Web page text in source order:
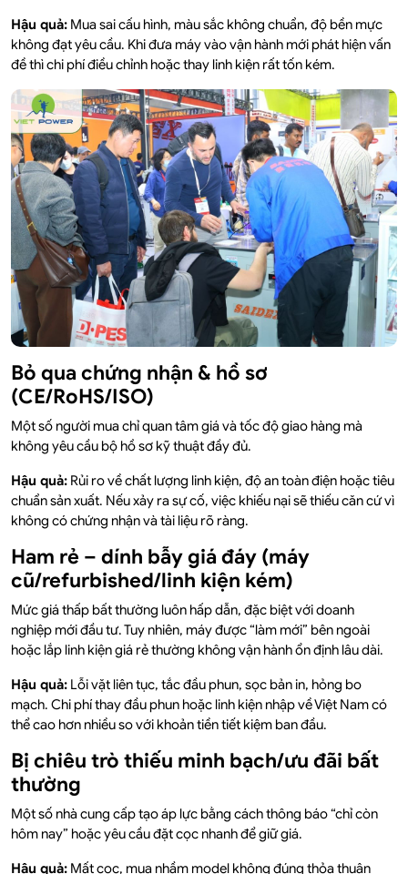
Hậu quả: Mua sai cấu hình, màu sắc không chuẩn, độ bền mực
không đạt yêu cầu. Khi đưa máy vào vận hành mới phát hiện vấn
đề thì chi phí điều chỉnh hoặc thay linh kiện rất tốn kém.
Bỏ qua chứng nhận & hồ sơ
(CE/RoHS/ISO)
Một số người mua chỉ quan tâm giá và tốc độ giao hàng mà
không yêu cầu bộ hồ sơ kỹ thuật đầy đủ.
Hậu quả: Rủi ro về chất lượng linh kiện, độ an toàn điện hoặc tiêu
chuẩn sản xuất. Nếu xảy ra sự cố, việc khiếu nại sẽ thiếu căn cứ vì
không có chứng nhận và tài liệu rõ ràng.
Ham rẻ – dính bẫy giá đáy (máy
cũ/refurbished/linh kiện kém)
Mức giá thấp bất thường luôn hấp dẫn, đặc biệt với doanh
nghiệp mới đầu tư. Tuy nhiên, máy được “làm mới” bên ngoài
hoặc lắp linh kiện giá rẻ thường không vận hành ổn định lâu dài.
Hậu quả: Lỗi vặt liên tục, tắc đầu phun, sọc bản in, hỏng bo
mạch. Chi phí thay đầu phun hoặc linh kiện nhập về Việt Nam có
thể cao hơn nhiều so với khoản tiền tiết kiệm ban đầu.
Bị chiêu trò thiếu minh bạch/ưu đãi bất
thường
Một số nhà cung cấp tạo áp lực bằng cách thông báo “chỉ còn
hôm nay” hoặc yêu cầu đặt cọc nhanh để giữ giá.
Hậu quả: Mất cọc, mua nhầm model không đúng thỏa thuận